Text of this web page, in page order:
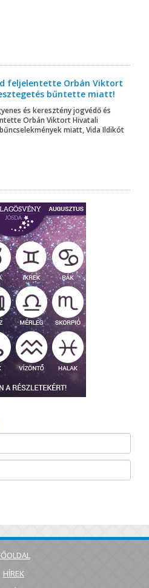
feljelentette Orbán Viktort
bűntette miatt!
és keresztény jogvédő és
Orbán Viktort Hivatali
miatt, Vida Ildikót
HÍREK